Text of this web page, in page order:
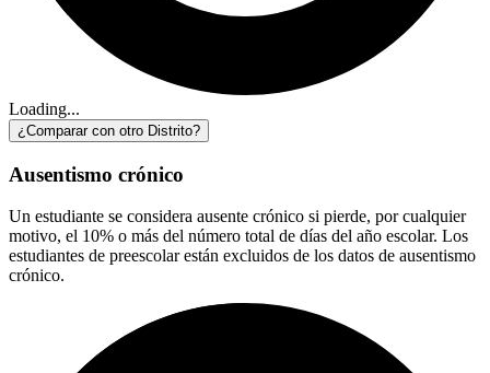
Loading...
¿Comparar con otro Distrito?
Ausentismo crónico
Un estudiante se considera ausente crónico si pierde, por cualquier
motivo, el 10% o más del número total de días del año escolar. Los
estudiantes de preescolar están excluidos de los datos de ausentismo
crónico.